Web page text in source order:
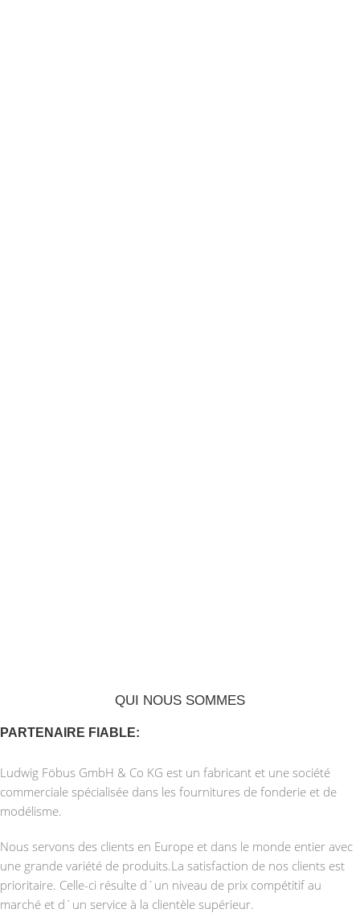
QUI NOUS SOMMES
PARTENAIRE FIABLE:
Ludwig Föbus GmbH & Co KG est un fabricant et une société
commerciale spécialisée dans les fournitures de fonderie et de
modélisme.
Nous servons des clients en Europe et dans le monde entier avec
une grande variété de produits.La satisfaction de nos clients est
prioritaire. Celle-ci résulte d´un niveau de prix compétitif au
marché et d´un service à la clientèle supérieur.